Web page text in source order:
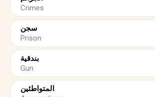
Crimes
سجن
Prison
بندقية
Gun
المتواطئين